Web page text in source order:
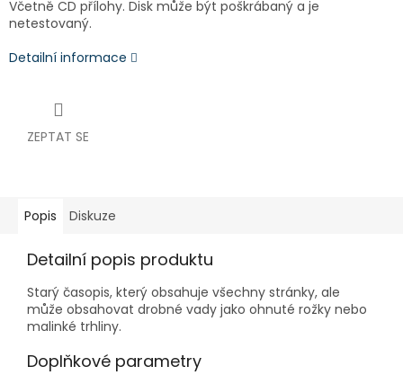
Včetně CD přílohy. Disk může být poškrábaný a je
netestovaný.
Detailní informace
ZEPTAT SE
Popis Diskuze
Detailní popis produktu
Starý časopis, který obsahuje všechny stránky, ale
může obsahovat drobné vady jako ohnuté rožky nebo
malinké trhliny.
Doplňkové parametry